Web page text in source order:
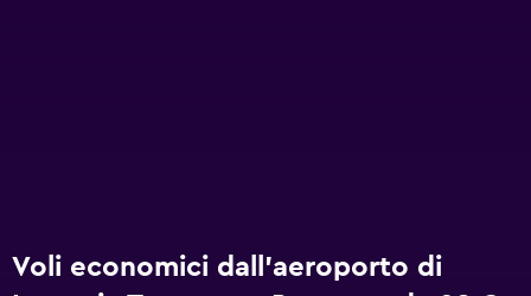
Voli economici dall'aeroporto di